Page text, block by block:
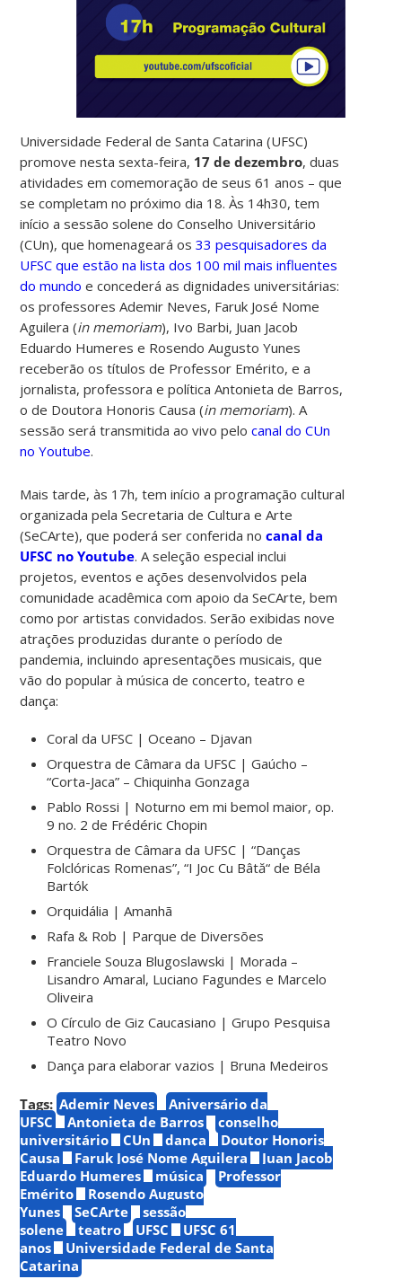
Universidade Federal de Santa Catarina (UFSC)
promove nesta sexta-feira, 17 de dezembro, duas
atividades em comemoração de seus 61 anos – que
se completam no próximo dia 18. Às 14h30, tem
início a sessão solene do Conselho Universitário
(CUn), que homenageará os33 pesquisadores da
UFSC que estão na lista dos 100 mil mais influentes
do mundo e concederá as dignidades universitárias:
os professores Ademir Neves, Faruk José Nome
Aguilera (in memoriam), Ivo Barbi, Juan Jacob
Eduardo Humeres e Rosendo Augusto Yunes
receberão os títulos de Professor Emérito, e a
jornalista, professora e política Antonieta de Barros,
o de Doutora Honoris Causa (in memoriam). A
sessão será transmitida ao vivo pelocanal do CUn
no Youtube.
Mais tarde, às 17h, tem início a programação cultural
organizada pela Secretaria de Cultura e Arte
(SeCArte), que poderá ser conferida nocanal da
UFSC no Youtube. A seleção especial inclui
projetos, eventos e ações desenvolvidos pela
comunidade acadêmica com apoio da SeCArte, bem
como por artistas convidados. Serão exibidas nove
atrações produzidas durante o período de
pandemia, incluindo apresentações musicais, que
vão do popular à música de concerto, teatro e
dança:
Coral da UFSC | Oceano – Djavan
Orquestra de Câmara da UFSC | Gaúcho –
“Corta-Jaca” – Chiquinha Gonzaga
Pablo Rossi | Noturno em mi bemol maior, op.
9 no. 2 de Frédéric Chopin
Orquestra de Câmara da UFSC | “Danças
Folclóricas Romenas”, “I Joc Cu Bâtă“ de Béla
Bartók
Orquidália | Amanhã
Rafa & Rob | Parque de Diversões
Franciele Souza Blugoslawski | Morada –
Lisandro Amaral, Luciano Fagundes e Marcelo
Oliveira
O Círculo de Giz Caucasiano | Grupo Pesquisa
Teatro Novo
Dança para elaborar vazios | Bruna Medeiros
Tags: Ademir Neves
Aniversário da
UFSC
Antonieta de Barros
conselho
universitário
CUn dança
Doutor Honoris
Causa
Faruk José Nome Aguilera
Juan Jacob
Eduardo Humeres
música
Professor
Emérito
Rosendo Augusto
Yunes
SeCArte
sessão
solene
teatro UFSC
UFSC 61
anos
Universidade Federal de Santa
Catarina